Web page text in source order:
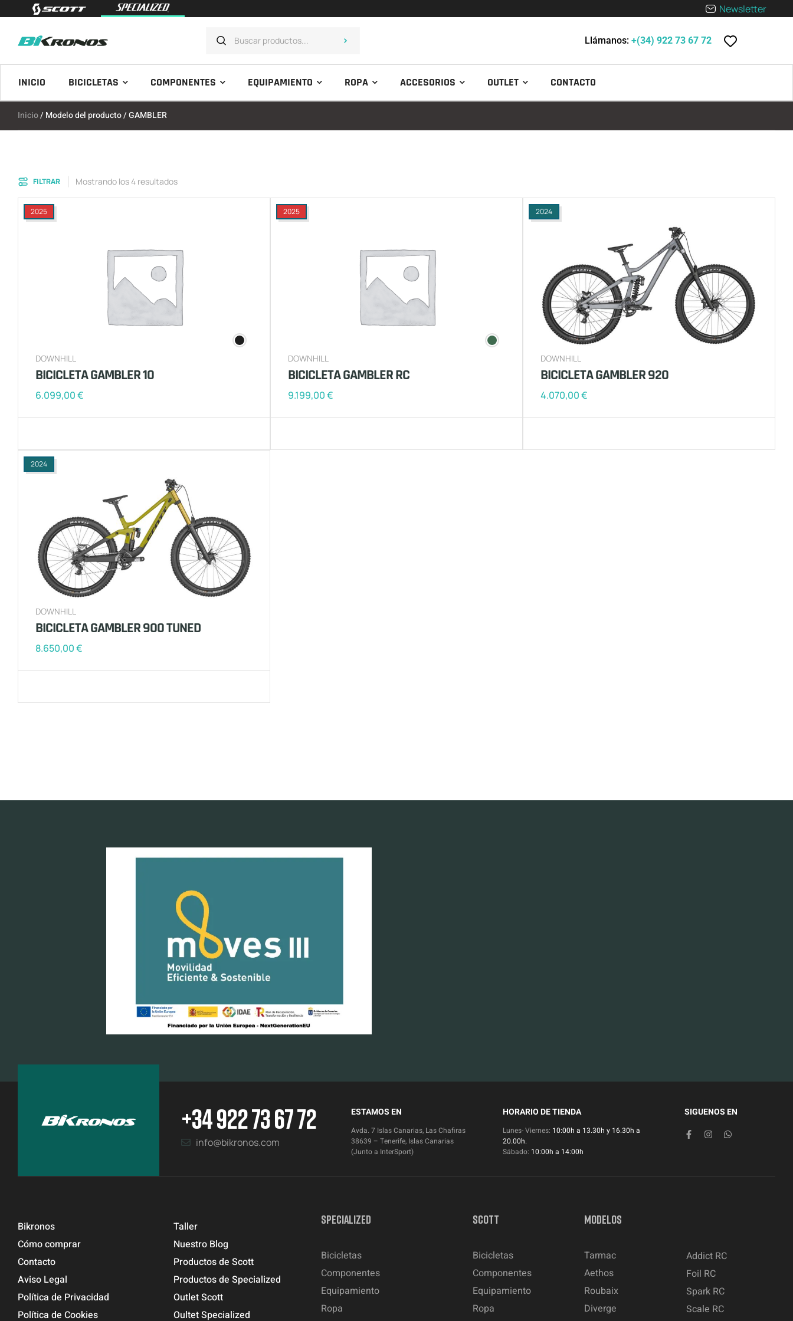
Newsletter
Llámanos: +(34) 922 73 67 72
INICIO BICICLETAS COMPONENTES EQUIPAMIENTO ROPA ACCESORIOS OUTLET CONTACTO
Inicio/ Modelo del producto / GAMBLER
FILTRAR Mostrando los 4 resultados
2025
DOWNHILL
BICICLETA GAMBLER 10
6.099,00€
2025
DOWNHILL
BICICLETA GAMBLER RC
9.199,00€
2024
DOWNHILL
BICICLETA GAMBLER 920
4.070,00€
2024
DOWNHILL
BICICLETA GAMBLER 900 TUNED
8.650,00€
+34 922 73 67 72
info@bikronos.com
ESTAMOS EN
Avda. 7 Islas Canarias, Las Chafiras
38639 – Tenerife, Islas Canarias
(Junto a InterSport)
HORARIO DE TIENDA
Lunes- Viernes: 10:00h a 13.30h y 16.30h a
20.00h.
Sábado: 10:00h a 14:00h
SIGUENOS EN
Bikronos
Cómo comprar
Contacto
Aviso Legal
Política de Privacidad
Política de Cookies
Taller
Nuestro Blog
Productos de Scott
Productos de Specialized
Outlet Scott
Oultet Specialized
SPECIALIZED
Bicicletas
Componentes
Equipamiento
Ropa
SCOTT
Bicicletas
Componentes
Equipamiento
Ropa
MODELOS
Tarmac
Aethos
Roubaix
Diverge
Addict RC
Foil RC
Spark RC
Scale RC